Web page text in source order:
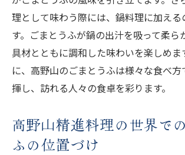
歴史探訪と共に楽しむごまと
高野山の歴史を感じるごまとう
理として味わう際には、鍋料理に加える
す。ごまとうふが鍋の出汁を吸って柔ら
具材とともに調和した味わいを楽しめま
に、高野山のごまとうふは様々な食べ
揮し、訪れる人々の食卓を彩ります。
高野山精進料理の世界で
ふの位置づけ